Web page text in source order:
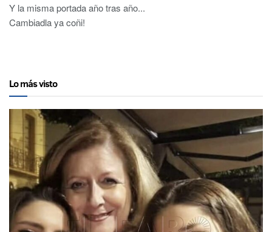
Y la misma portada año tras año...
Cambiadla ya coñi!
Lo más visto